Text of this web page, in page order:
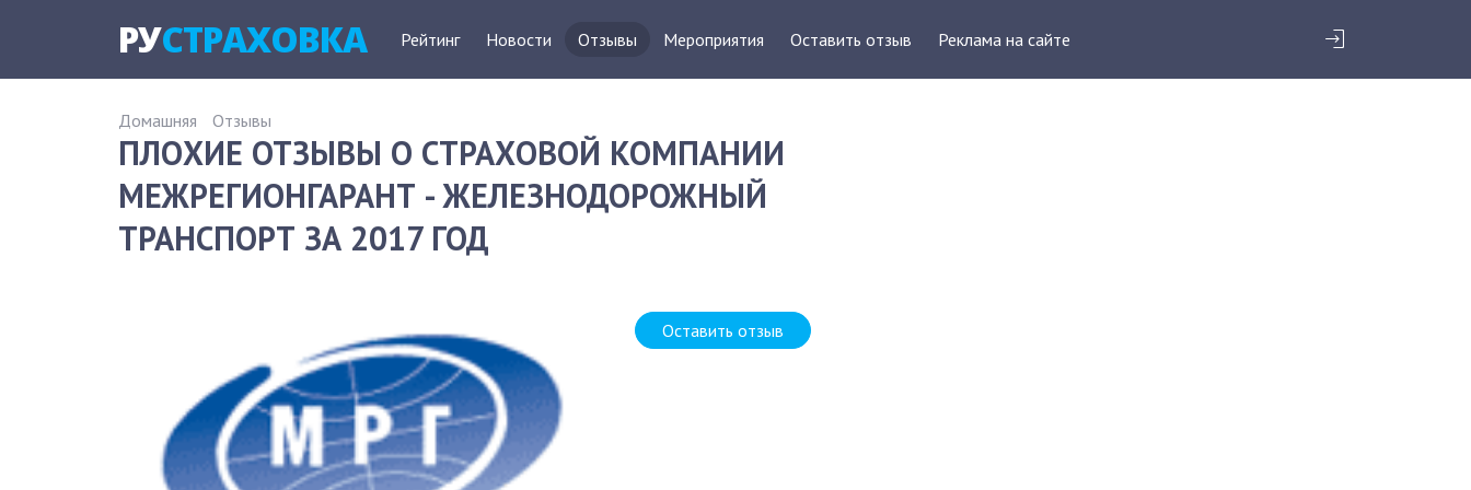
РУСТРАХОВКА Рейтинг Новости Отзывы Мероприятия Оставить отзыв Реклама на сайте
Домашняя Отзывы
ПЛОХИЕ ОТЗЫВЫ О СТРАХОВОЙ КОМПАНИИ
МЕЖРЕГИОНГАРАНТ - ЖЕЛЕЗНОДОРОЖНЫЙ
ТРАНСПОРТ ЗА 2017 ГОД
Оставить отзыв